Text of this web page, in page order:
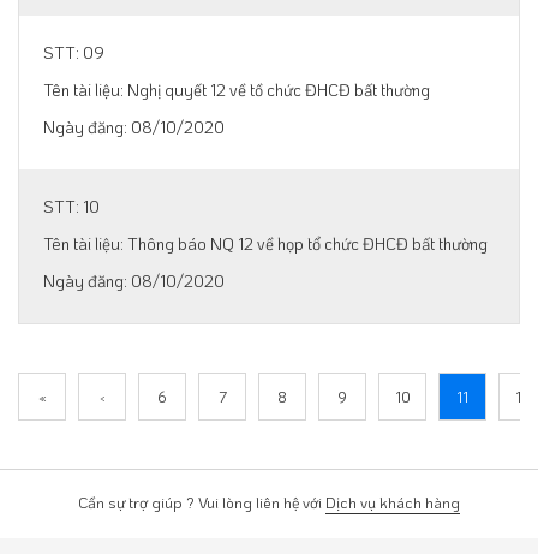
09
Nghị quyết 12 về tồ chức ĐHCĐ bất thường
08/10/2020
10
Thông báo NQ 12 về họp tổ chức ĐHCĐ bất thường
08/10/2020
« ‹ 6 7 8 9 10 11 12
Cần sự trợ giúp ? Vui lòng liên hệ với Dịch vụ khách hàng